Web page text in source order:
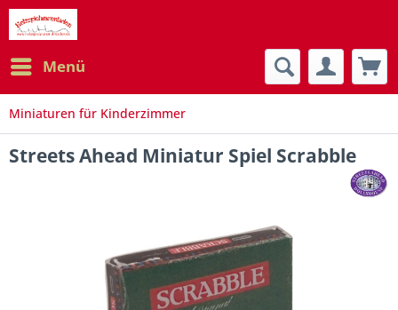
Menü
Miniaturen für Kinderzimmer
Streets Ahead Miniatur Spiel Scrabble